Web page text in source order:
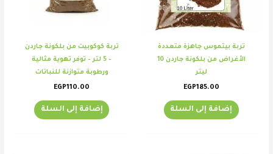
تربة بيتموس جاهزة متعددة
الأغراض من بلكونة جاردن 10
ليتر
EGP185.00
إضافة إلى السلة
تربة كوكوبيت من بلكونة جاردن
– 5 لتر – توفر تهوية مثالية
ورطوبة متوازنة للنباتات⁩
EGP110.00
إضافة إلى السلة